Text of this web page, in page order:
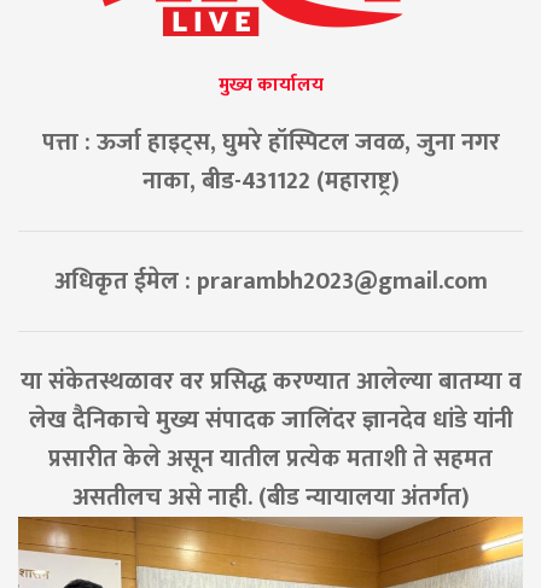
मुख्य कार्यालय
पत्ता : ऊर्जा हाइट्स, घुमरे हॉस्पिटल जवळ, जुना नगर
नाका, बीड-431122 (महाराष्ट्र)
अधिकृत ईमेल : prarambh2023@gmail.com
या संकेतस्थळावर वर प्रसिद्ध करण्यात आलेल्या बातम्या व
लेख दैनिकाचे मुख्य संपादक जालिंदर ज्ञानदेव धांडे यांनी
प्रसारीत केले असून यातील प्रत्येक मताशी ते सहमत
असतीलच असे नाही. (बीड न्यायालया अंतर्गत)